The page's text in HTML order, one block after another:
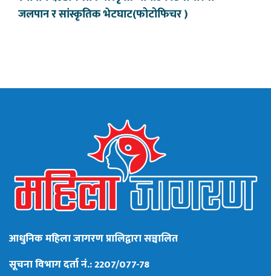
जलपान र सांस्कृतिक भेटघाट(फोटोफिचर )
आधुनिक महिला जागरण प्रालिद्वारा सञ्चालित
सूचना विभाग दर्ता नं.: 2207/077-78